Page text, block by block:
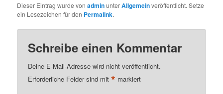
Dieser Eintrag wurde vonadminunterAllgemeinveröffentlicht. Setze
ein Lesezeichen für den Permalink.
Schreibe einen Kommentar
Deine E-Mail-Adresse wird nicht veröffentlicht.
Erforderliche Felder sind mit* markiert